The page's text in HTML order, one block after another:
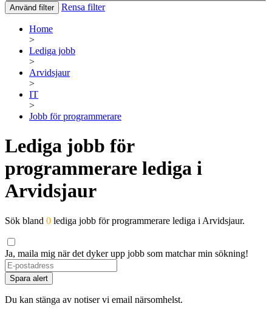
Använd filter Rensa filter
Home
>
Lediga jobb
>
Arvidsjaur
>
IT
>
Jobb för programmerare
Lediga jobb för
programmerare lediga i
Arvidsjaur
Sök bland 0 lediga jobb för programmerare lediga i Arvidsjaur.
Ja, maila mig när det dyker upp jobb som matchar min sökning!
Spara alert
Du kan stänga av notiser vi email närsomhelst.